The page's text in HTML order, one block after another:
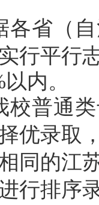
各省（
行平行
以内。
校普通
优录取
同的江
行排序